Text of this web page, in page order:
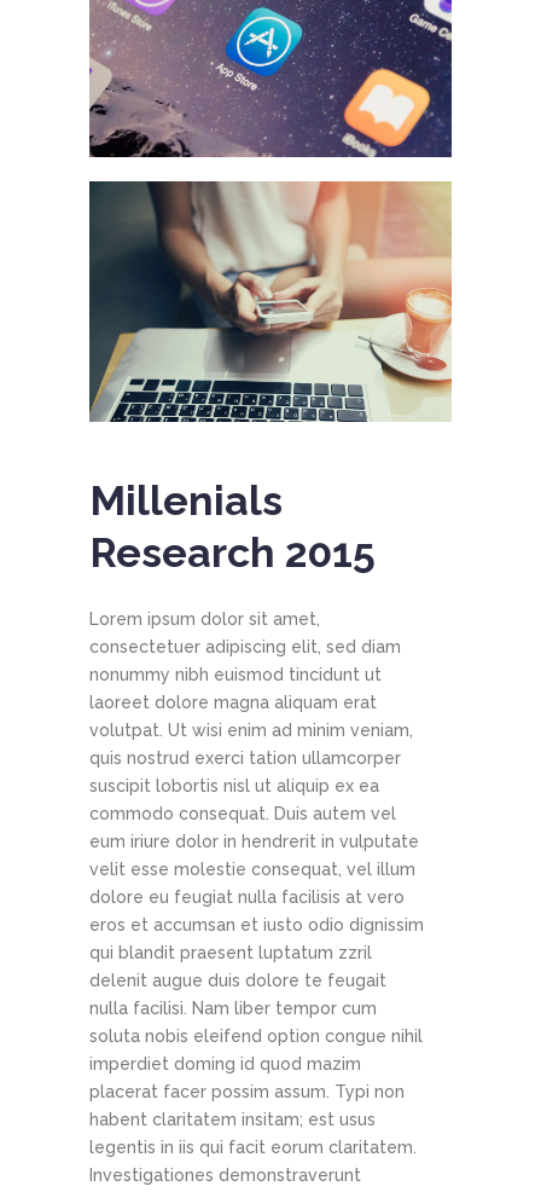
Millenials
Research 2015
Lorem ipsum dolor sit amet,
consectetuer adipiscing elit, sed diam
nonummy nibh euismod tincidunt ut
laoreet dolore magna aliquam erat
volutpat. Ut wisi enim ad minim veniam,
quis nostrud exerci tation ullamcorper
suscipit lobortis nisl ut aliquip ex ea
commodo consequat. Duis autem vel
eum iriure dolor in hendrerit in vulputate
velit esse molestie consequat, vel illum
dolore eu feugiat nulla facilisis at vero
eros et accumsan et iusto odio dignissim
qui blandit praesent luptatum zzril
delenit augue duis dolore te feugait
nulla facilisi. Nam liber tempor cum
soluta nobis eleifend option congue nihil
imperdiet doming id quod mazim
placerat facer possim assum. Typi non
habent claritatem insitam; est usus
legentis in iis qui facit eorum claritatem.
Investigationes demonstraverunt